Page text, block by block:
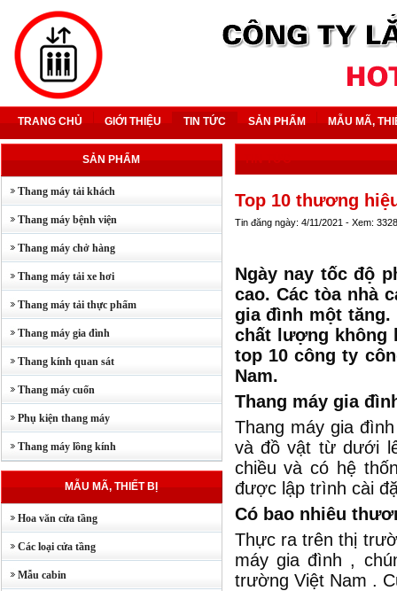
TRANG CHỦ GIỚI THIỆU TIN TỨC SẢN PHẨM MẪU MÃ,
SẢN PHẨM
Thang máy tải khách
Thang máy bệnh viện
Thang máy chở hàng
Thang máy tải xe hơi
Thang máy tải thực phẩm
Thang máy gia đình
Thang kính quan sát
Thang máy cuốn
Phụ kiện thang máy
Thang máy lồng kính
MẪU MÃ, THIẾT BỊ
Hoa văn cửa tầng
Các loại cửa tầng
Mẫu cabin
Top 10 thương
Tin đăng ngày: 4/11/2021 - Xem: 3328
Ngày nay tốc độ
cao. Các tòa nhà
gia đình một
chất lượng không
top 10 công ty
Nam.
Thang máy gia
Thang máy gia
và đồ vật từ dưới
chiều và có hệ
được lập trình cài
Có bao nhiêu
Thực ra trên thị
máy gia đình ,
trường Việt Nam .